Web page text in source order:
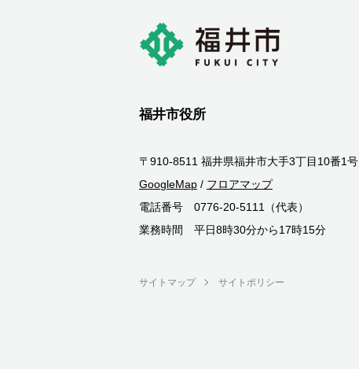
福井市役所
〒910-8511 福井県福井市大手3丁目10番1号
GoogleMap / フロアマップ
電話番号 0776-20-5111（代表）
業務時間 平日8時30分から17時15分
サイトマップ サイトポリシー